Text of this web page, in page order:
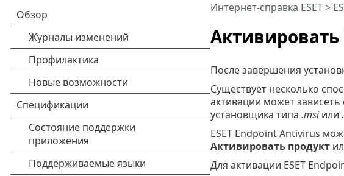
Активировать
Интернет-справка ESET>
После завершения
Существует несколько
активации может
установщика типа .msiили
ESET Endpoint Antivirus
Активировать продукт
Для активации ESET